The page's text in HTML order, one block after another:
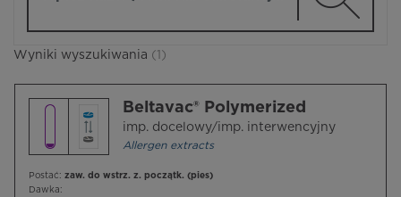
Wyniki wyszukiwania (1)
Beltavac® Polymerized
imp. docelowy/imp. interwencyjny
Allergen extracts
Postać: zaw. do wstrz. z. początk. (pies)
Dawka: